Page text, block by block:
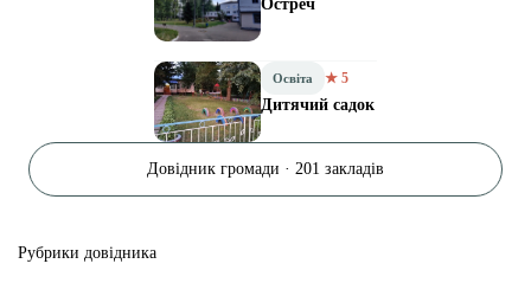
Остреч
Освіта ★ 5
Дитячий садок
Довідник громади · 201 закладів
Рубрики довідника